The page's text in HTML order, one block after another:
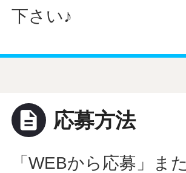
下さい♪
description 応募方法
「WEBから応募」ま